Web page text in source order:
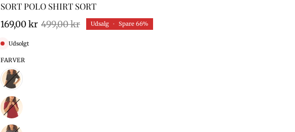
SORT POLO SHIRT SORT
169,00 kr 499,00 kr Udsalg • Spare 66%
Udsolgt
FARVER